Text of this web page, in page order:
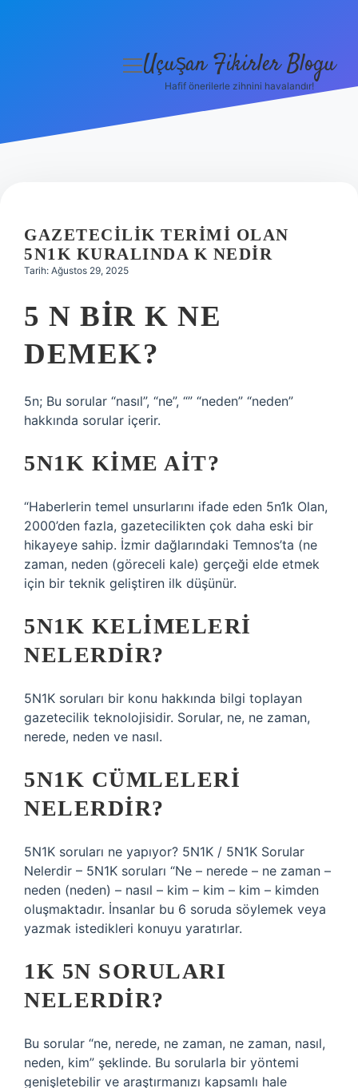
Hakkımızda
menüyü
Uçuşan Fikirler Blogu
Hafif önerilerle zihnini havalandır!
GAZETECILIK TERIMI OLAN
5N1K KURALINDA K NEDIR
Tarih: Ağustos 29, 2025
5 N BIR K NE
DEMEK?
5n; Bu sorular “nasıl”, “ne”, “” “neden” “neden”
hakkında sorular içerir.
5N1K KIME AIT?
“Haberlerin temel unsurlarını ifade eden 5n1k Olan,
2000’den fazla, gazetecilikten çok daha eski bir
hikayeye sahip. İzmir dağlarındaki Temnos’ta (ne
zaman, neden (göreceli kale) gerçeği elde etmek
için bir teknik geliştiren ilk düşünür.
5N1K KELIMELERI
NELERDIR?
5N1K soruları bir konu hakkında bilgi toplayan
gazetecilik teknolojisidir. Sorular, ne, ne zaman,
nerede, neden ve nasıl.
5N1K CÜMLELERI
NELERDIR?
5N1K soruları ne yapıyor? 5N1K / 5N1K Sorular
Nelerdir – 5N1K soruları “Ne – nerede – ne zaman –
neden (neden) – nasıl – kim – kim – kim – kimden
oluşmaktadır. İnsanlar bu 6 soruda söylemek veya
yazmak istedikleri konuyu yaratırlar.
1K 5N SORULARI
NELERDIR?
Bu sorular “ne, nerede, ne zaman, ne zaman, nasıl,
neden, kim” şeklinde. Bu sorularla bir yöntemi
genişletebilir ve araştırmanızı kapsamlı hale